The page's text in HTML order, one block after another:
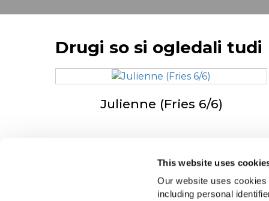
This website uses
Our website uses
including personal
Drugi so si ogledali tudi
Julienne (Fries 6/6)
O